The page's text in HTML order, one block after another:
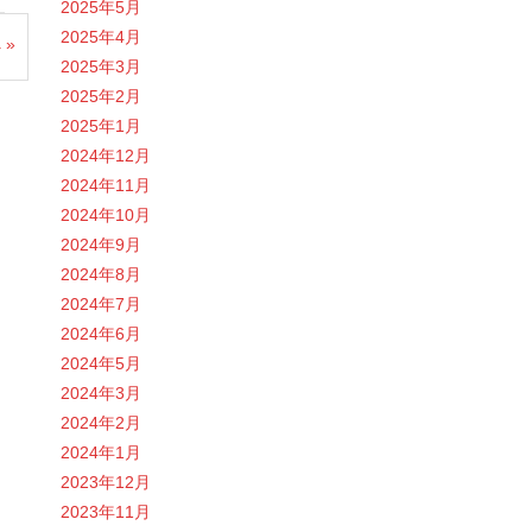
»
2025年5月
2025年4月
2025年3月
2025年2月
2025年1月
2024年12月
2024年11月
2024年10月
2024年9月
2024年8月
2024年7月
2024年6月
2024年5月
2024年3月
2024年2月
2024年1月
2023年12月
2023年11月